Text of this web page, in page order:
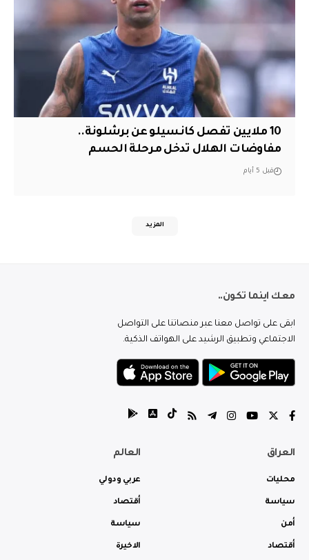
10 ملايين تفصل كانسيلو عن برشلونة..
مفاوضات الهلال تدخل مرحلة الحسم
قبل 5 أيام
المزيد
معك اينما تكون..
ابقى على تواصل معنا عبر منصاتنا على التواصل
الاجتماعي وتطبيق الرشيد على الهواتف الذكية.
العراق
محليات
سياسة
أمن
أقتصاد
العالم
عربي ودولي
أقتصاد
سياسة
الاخيرة